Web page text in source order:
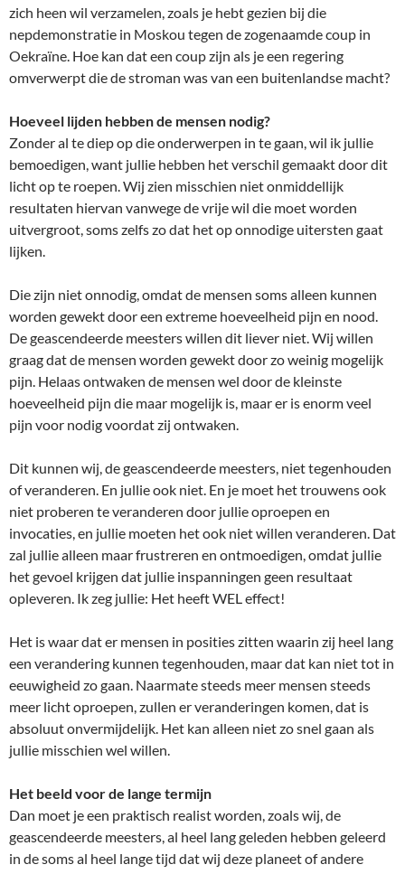
zich heen wil verzamelen, zoals je hebt gezien bij die
nepdemonstratie in Moskou tegen de zogenaamde coup in
Oekraïne. Hoe kan dat een coup zijn als je een regering
omverwerpt die de stroman was van een buitenlandse macht?
Hoeveel lijden hebben de mensen nodig?
Zonder al te diep op die onderwerpen in te gaan, wil ik jullie
bemoedigen, want jullie hebben het verschil gemaakt door dit
licht op te roepen. Wij zien misschien niet onmiddellijk
resultaten hiervan vanwege de vrije wil die moet worden
uitvergroot, soms zelfs zo dat het op onnodige uitersten gaat
lijken.
Die zijn niet onnodig, omdat de mensen soms alleen kunnen
worden gewekt door een extreme hoeveelheid pijn en nood.
De geascendeerde meesters willen dit liever niet. Wij willen
graag dat de mensen worden gewekt door zo weinig mogelijk
pijn. Helaas ontwaken de mensen wel door de kleinste
hoeveelheid pijn die maar mogelijk is, maar er is enorm veel
pijn voor nodig voordat zij ontwaken.
Dit kunnen wij, de geascendeerde meesters, niet tegenhouden
of veranderen. En jullie ook niet. En je moet het trouwens ook
niet proberen te veranderen door jullie oproepen en
invocaties, en jullie moeten het ook niet willen veranderen. Dat
zal jullie alleen maar frustreren en ontmoedigen, omdat jullie
het gevoel krijgen dat jullie inspanningen geen resultaat
opleveren. Ik zeg jullie: Het heeft WEL effect!
Het is waar dat er mensen in posities zitten waarin zij heel lang
een verandering kunnen tegenhouden, maar dat kan niet tot in
eeuwigheid zo gaan. Naarmate steeds meer mensen steeds
meer licht oproepen, zullen er veranderingen komen, dat is
absoluut onvermijdelijk. Het kan alleen niet zo snel gaan als
jullie misschien wel willen.
Het beeld voor de lange termijn
Dan moet je een praktisch realist worden, zoals wij, de
geascendeerde meesters, al heel lang geleden hebben geleerd
in de soms al heel lange tijd dat wij deze planeet of andere